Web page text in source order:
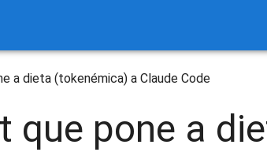
a dieta (tokenémica) a Claude Code
que pone a